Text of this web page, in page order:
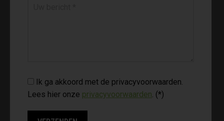
Ik ga akkoord met de privacyvoorwaarden.
Lees hier onze privacyvoorwaarden. (*)